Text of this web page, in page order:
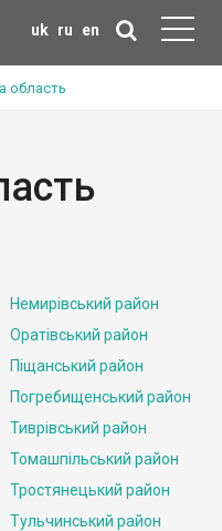
uk ru en
область
Немирівський район
Оратівський район
Піщанський район
Погребищенський район
Тиврівський район
Томашпільський район
Тростянецький район
Тульчинський район